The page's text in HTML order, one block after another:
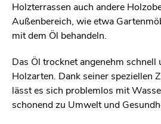
Holzterrassen auch andere
Außenbereich, wie etwa
mit dem Öl behandeln.
Das Öl trocknet angenehm schnell
Holzarten. Dank seiner speziellen
lässt es sich problemlos mit
schonend zu Umwelt und